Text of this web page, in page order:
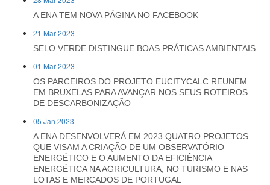
A ENA TEM NOVA PÁGINA NO FACEBOOK
21 Mar 2023
SELO VERDE DISTINGUE BOAS PRÁTICAS AMBIENTAIS
01 Mar 2023
OS PARCEIROS DO PROJETO EUCITYCALC REUNEM
EM BRUXELAS PARA AVANÇAR NOS SEUS ROTEIROS
DE DESCARBONIZAÇÃO
05 Jan 2023
A ENA DESENVOLVERÁ EM 2023 QUATRO PROJETOS
QUE VISAM A CRIAÇÃO DE UM OBSERVATÓRIO
ENERGÉTICO E O AUMENTO DA EFICIÊNCIA
ENERGÉTICA NA AGRICULTURA, NO TURISMO E NAS
LOTAS E MERCADOS DE PORTUGAL